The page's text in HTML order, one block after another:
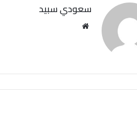
سعودي سبيد